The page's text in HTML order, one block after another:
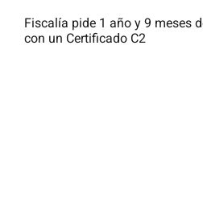
Fiscalía pide 1 año y 9 meses
con un Certificado C2